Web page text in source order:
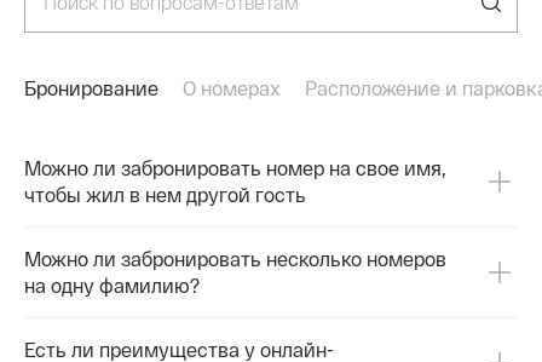
Бронирование О номерах Расположение и
Можно ли забронировать номер на свое имя,
чтобы жил в нем другой гость
Можно ли забронировать несколько номеров
на одну фамилию?
Есть ли преимущества у онлайн-